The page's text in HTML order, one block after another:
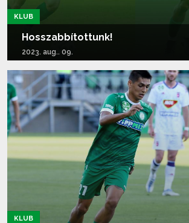
KLUB
Hosszabbítottunk!
2023. aug.. 09.
Tovább olvasom...
KLUB